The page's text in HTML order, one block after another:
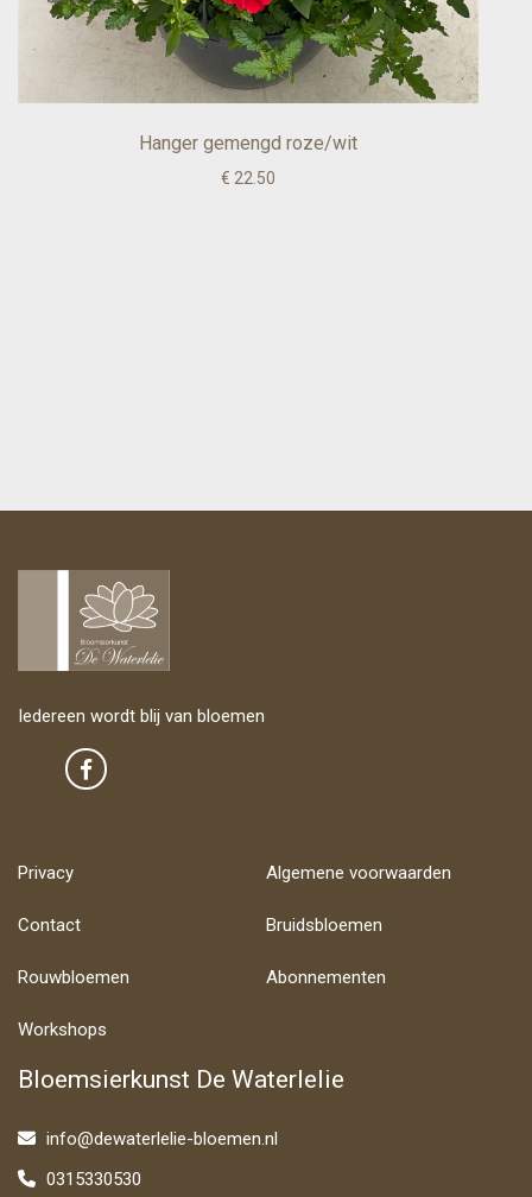
Hanger gemengd roze/wit
€ 22.50
Iedereen wordt blij van bloemen
Privacy Algemene voorwaarden
Contact Bruidsbloemen
Rouwbloemen Abonnementen
Workshops
Bloemsierkunst De Waterlelie
info@dewaterlelie-bloemen.nl
0315330530